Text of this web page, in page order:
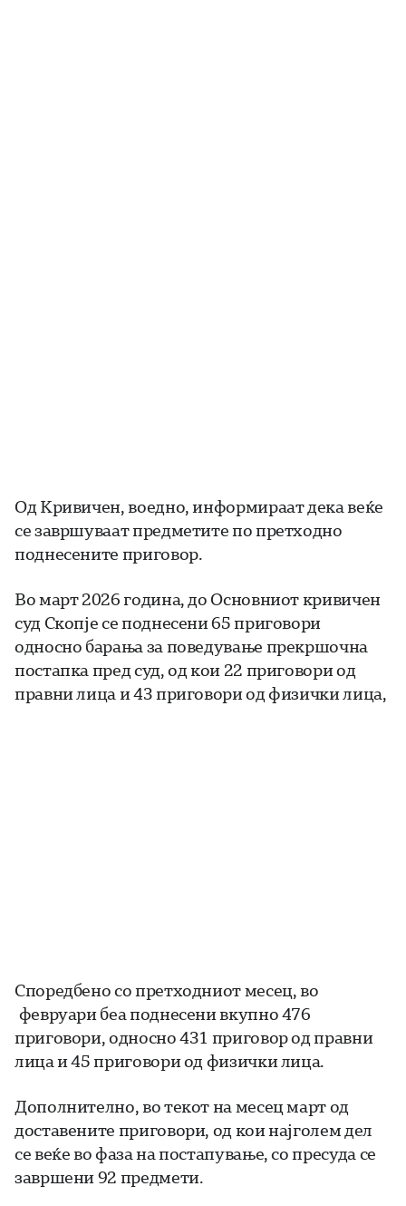
Од Кривичен, воедно, информираат дека веќе
се завршуваат предметите по претходно
поднесените приговор.
Во март 2026 година, до Основниот кривичен
суд Скопје се поднесени 65 приговори
односно барања за поведување прекршочна
постапка пред суд, од кои 22 приговори од
правни лица и 43 приговори од физички лица,
Споредбено со претходниот месец, во
февруари беа поднесени вкупно 476
приговори, односно 431 приговор од правни
лица и 45 приговори од физички лица.
Дополнително, во текот на месец март од
доставените приговори, од кои најголем дел
се веќе во фаза на постапување, со пресуда се
завршени 92 предмети.